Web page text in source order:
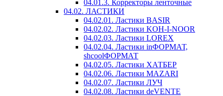
04.01.3. Корректоры ленточные
04.02. ЛАСТИКИ
04.02.01. Ластики BASIR
04.02.02. Ластики KOH-I-NOOR
04.02.03. Ластики LOREX
04.02.04. Ластики inФОРМАТ,
shcoolФОРМАТ
04.02.05. Ластики ХАТБЕР
04.02.06. Ластики MAZARI
04.02.07. Ластики ЛУЧ
04.02.08. Ластики deVENTE